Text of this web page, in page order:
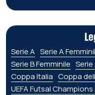
Serie A Serie A
Serie B Femminile Serie
Coppa Italia Coppa
UEFA Futsal